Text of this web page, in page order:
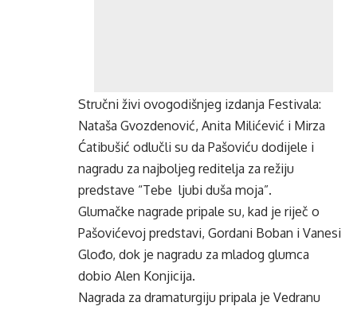
Stručni živi ovogodišnjeg izdanja Festivala:
Nataša Gvozdenović, Anita Milićević i Mirza
Ćatibušić odlučli su da Pašoviću dodijele i
nagradu za najboljeg reditelja za režiju
predstave “Tebe ljubi duša moja”.
Glumačke nagrade pripale su, kad je riječ o
Pašovićevoj predstavi, Gordani Boban i Vanesi
Glođo, dok je nagradu za mladog glumca
dobio Alen Konjicija.
Nagrada za dramaturgiju pripala je Vedranu